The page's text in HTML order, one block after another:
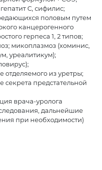
С, сифилис;
половым путем
канцерогенного
герпеса 1, 2 типов;
микоплазмоз (хоминис,
уреалитикум);
отделяемого из уретры;
секрета предстательной
врача-уролога
дальнейшие
при необходимости)